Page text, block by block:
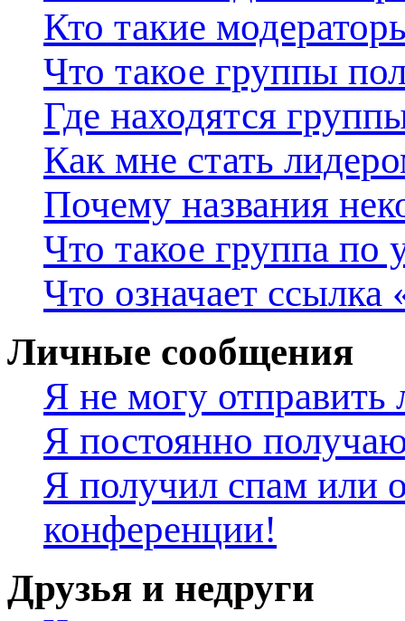
Кто такие
Что такое группы
Где находятся
Как мне стать
Почему названия
Что такое группа по
Что означает
Личные сообщения
Я не могу
Я постоянно
Я получил спам или
конференции!
Друзья и недруги